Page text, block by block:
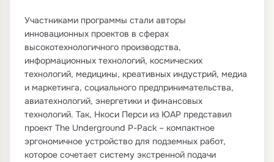
Участниками программы стали авторы
инновационных проектов в сферах
высокотехнологичного производства,
информационных технологий, космических
технологий, медицины, креативных индустрий, медиа
и маркетинга, социального предпринимательства,
авиатехнологий, энергетики и финансовых
технологий. Так, Нкоси Перси из ЮАР представил
проект The Underground P-Pack – компактное
эргономичное устройство для подземных работ,
которое сочетает систему экстренной подачи